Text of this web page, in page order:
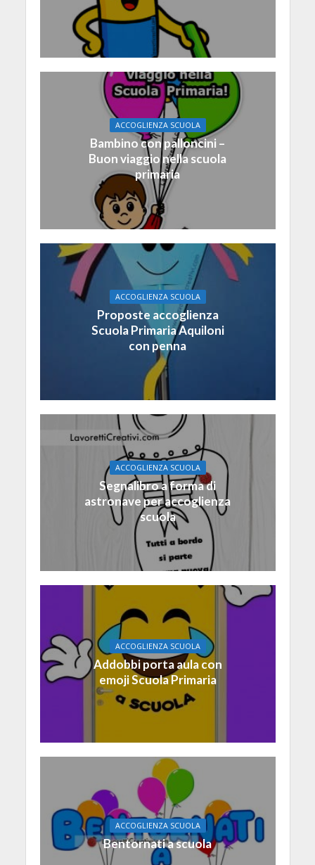
ACCOGLIENZA SCUOLA
Bambino con palloncini –
Buon viaggio nella scuola
primaria
ACCOGLIENZA SCUOLA
Proposte accoglienza
Scuola Primaria Aquiloni
con penna
ACCOGLIENZA SCUOLA
Segnalibro a forma di
astronave per accoglienza
scuola
ACCOGLIENZA SCUOLA
Addobbi porta aula con
emoji Scuola Primaria
ACCOGLIENZA SCUOLA
Bentornati a scuola